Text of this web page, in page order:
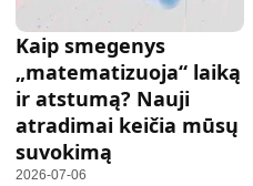
Kaip smegenys
„matematizuoja“ laiką
ir atstumą? Nauji
atradimai keičia mūsų
suvokimą
2026-07-06